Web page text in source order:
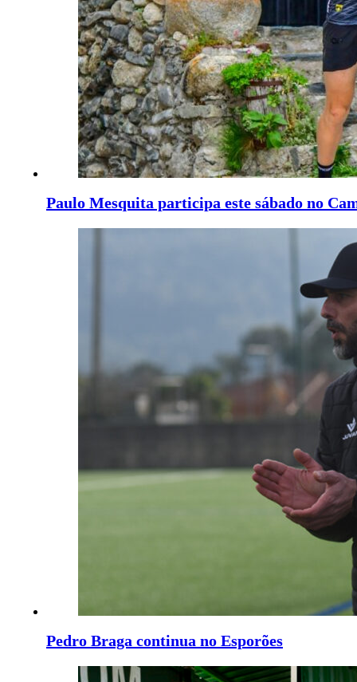
Paulo Mesquita participa este sábado no
Pedro Braga continua no Esporões